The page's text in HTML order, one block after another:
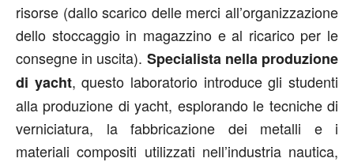
risorse (dallo scarico delle merci all’organizzazione
dello stoccaggio in magazzino e al ricarico per le
consegne in uscita). Specialista nella produzione
di yacht, questo laboratorio introduce gli studenti
alla produzione di yacht, esplorando le tecniche di
verniciatura, la fabbricazione dei metalli e i
materiali compositi utilizzati nell’industria nautica,